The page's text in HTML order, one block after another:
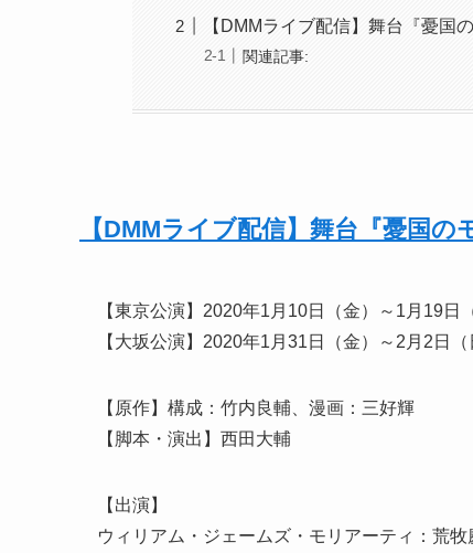
【DMMライブ配信】舞台『憂国
関連記事:
【DMMライブ配信】舞台『憂国
【東京公演】2020年1月10日（金）～1月19
【大坂公演】2020年1月31日（金）～2月2日
【原作】構成：竹内良輔、漫画：三好輝
【脚本・演出】西田大輔
【出演】
ウィリアム・ジェームズ・モリアーティ：荒牧